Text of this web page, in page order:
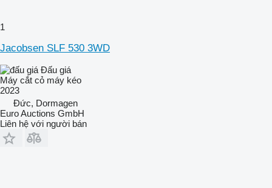
1
Jacobsen SLF 530 3WD
Đấu giá
Máy cắt cỏ máy kéo
2023
Đức, Dormagen
Euro Auctions GmbH
Liên hệ với người bán